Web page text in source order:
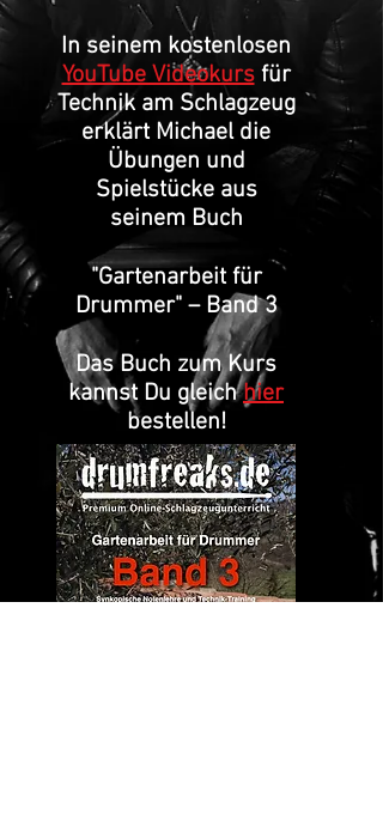
In seinem kostenlosen
YouTube Videokursfür
Technik am Schlagzeug
erklärt Michael die
Übungen und
Spielstücke aus
seinem Buch
"Gartenarbeit für
Drummer" – Band 3
Das Buch zum Kurs
kannst Du gleichhier
bestellen!